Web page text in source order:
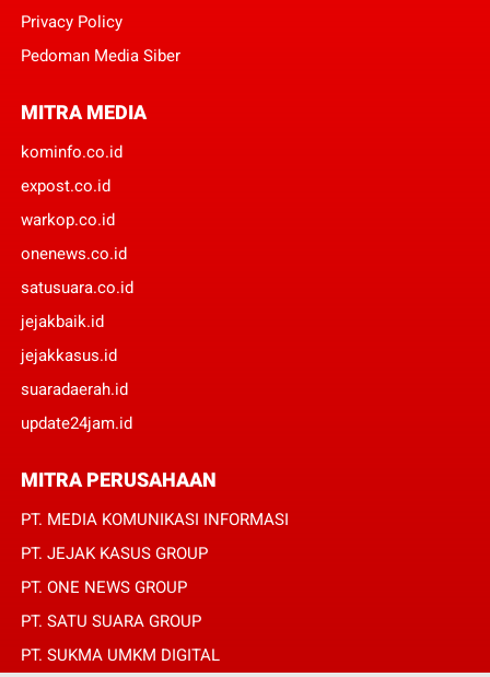
Privacy Policy
Pedoman Media Siber
MITRA MEDIA
kominfo.co.id
expost.co.id
warkop.co.id
onenews.co.id
satusuara.co.id
jejakbaik.id
jejakkasus.id
suaradaerah.id
update24jam.id
MITRA PERUSAHAAN
PT. MEDIA KOMUNIKASI INFORMASI
PT. JEJAK KASUS GROUP
PT. ONE NEWS GROUP
PT. SATU SUARA GROUP
PT. SUKMA UMKM DIGITAL